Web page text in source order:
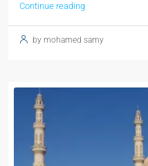
Continue reading
by mohamed samy